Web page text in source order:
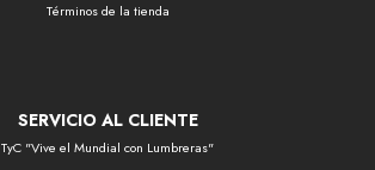
Términos de la tienda
SERVICIO AL CLIENTE
TyC "Vive el Mundial con Lumbreras"